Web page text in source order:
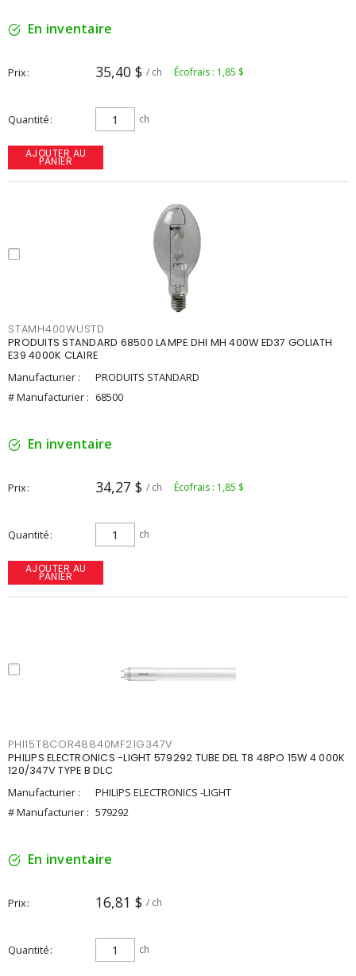
En inventaire
Prix 35,40 $ / ch Écofrais : 1,85 $
Quantité ch
AJOUTER AU
PANIER
STAMH400WUSTD
PRODUITS STANDARD 68500 LAMPE DHI MH 400W ED37 GOLIATH
E39 4000K CLAIRE
Manufacturier :
PRODUITS STANDARD
# Manufacturier : 68500
En inventaire
Prix 34,27 $ / ch Écofrais : 1,85 $
Quantité ch
AJOUTER AU
PANIER
PHI15T8COR48840MF21G347V
PHILIPS ELECTRONICS -LIGHT 579292 TUBE DEL T8 48PO 15W 4 000K
120/347V TYPE B DLC
Manufacturier :
PHILIPS ELECTRONICS -LIGHT
# Manufacturier : 579292
En inventaire
Prix 16,81 $ / ch
Quantité ch